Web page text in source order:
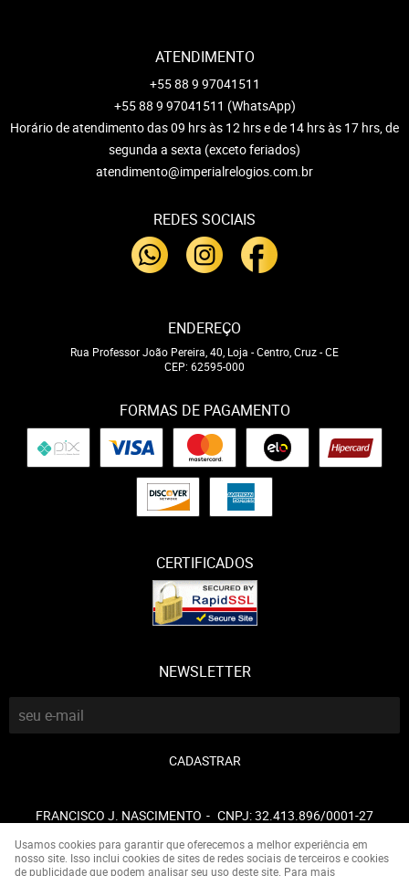
ATENDIMENTO
+55 88 9 97041511
+55 88 9 97041511 (WhatsApp)
Horário de atendimento das 09 hrs às 12 hrs e de 14 hrs às 17 hrs, de
segunda a sexta (exceto feriados)
atendimento@imperialrelogios.com.br
REDES SOCIAIS
ENDEREÇO
Rua Professor João Pereira, 40, Loja -Centro, Cruz-CE
CEP: 62595-000
FORMAS DE PAGAMENTO
CERTIFICADOS
NEWSLETTER
CADASTRAR
FRANCISCO J. NASCIMENTO CNPJ: 32.413.896/0001-27
Usamos cookies para garantir que oferecemos a melhor experiência em
nosso site. Isso inclui cookies de sites de redes sociais de terceiros e cookies
de publicidade que podem analisar seu uso deste site. Para mais